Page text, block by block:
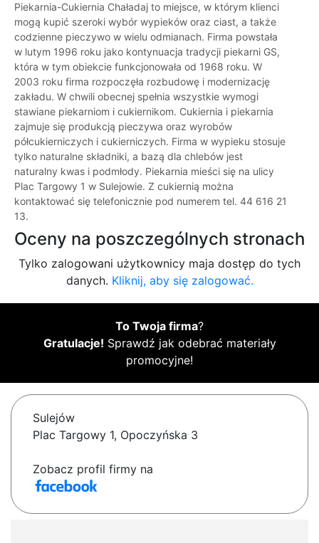
Piekarnia-Cukiernia Chaładaj to miejsce, w którym klienci
mogą kupić szeroki wybór wypieków oraz ciast, a także
codzienne pieczywo w wielu odmianach. Firma powstała
w lutym 1996 roku jako kontynuacja tradycji piekarni GS,
która w tym obiekcie funkcjonowała od 1968 roku. W
2003 roku firma rozpoczęła rozbudowę i modernizację
zakładu. W chwili obecnej spełnia wszystkie wymogi
stawiane piekarniom i cukiernikom. Cukiernia i piekarnia
zajmuje się produkcją pieczywa oraz wyrobów
półcukierniczych i cukierniczych. Firma w wypieku stosuje
tylko naturalne składniki, a bazą dla chlebów jest
naturalny kwas i podmłody. Piekarnia mieści się na ulicy
Plac Targowy 1 w Sulejowie. Z cukiernią można
kontaktować się telefonicznie pod numerem tel. 44 616 21
13.
Oceny na poszczególnych stronach
Tylko zalogowani użytkownicy maja dostęp do tych
danych. Kliknij, aby się zalogować.
To Twoja firma?
Gratulacje! Sprawdź jak odebrać materiały
promocyjne!
Sulejów
Plac Targowy 1, Opoczyńska 3
Zobacz profil firmy na